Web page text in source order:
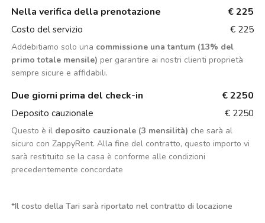
Nella verifica della prenotazione € 225
Costo del servizio € 225
Addebitiamo solo una commissione una tantum (13% del
primo totale mensile) per garantire ai nostri clienti proprietà
sempre sicure e affidabili.
Due giorni prima del check-in € 2250
Deposito cauzionale € 2250
Questo è il deposito cauzionale (3 mensilità) che sarà al
sicuro con ZappyRent. Alla fine del contratto, questo importo vi
sarà restituito se la casa è conforme alle condizioni
precedentemente concordate
*Il costo della Tari sarà riportato nel contratto di locazione